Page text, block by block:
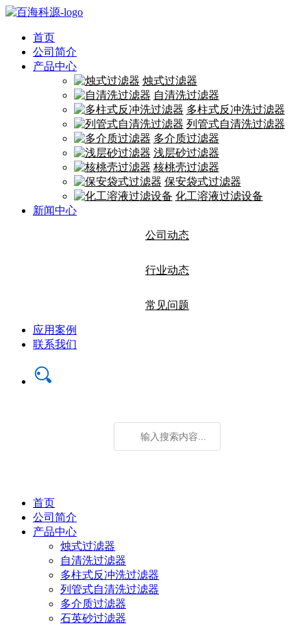
首页
公司简介
产品中心
烛式过滤器
自清洗过滤器
多柱式反冲洗过滤器
列管式自清洗过滤器
多介质过滤器
浅层砂过滤器
核桃壳过滤器
保安袋式过滤器
化工溶液过滤设备
新闻中心
公司动态
行业动态
常见问题
应用案例
联系我们
首页
公司简介
产品中心
烛式过滤器
自清洗过滤器
多柱式反冲洗过滤器
列管式自清洗过滤器
多介质过滤器
石英砂过滤器